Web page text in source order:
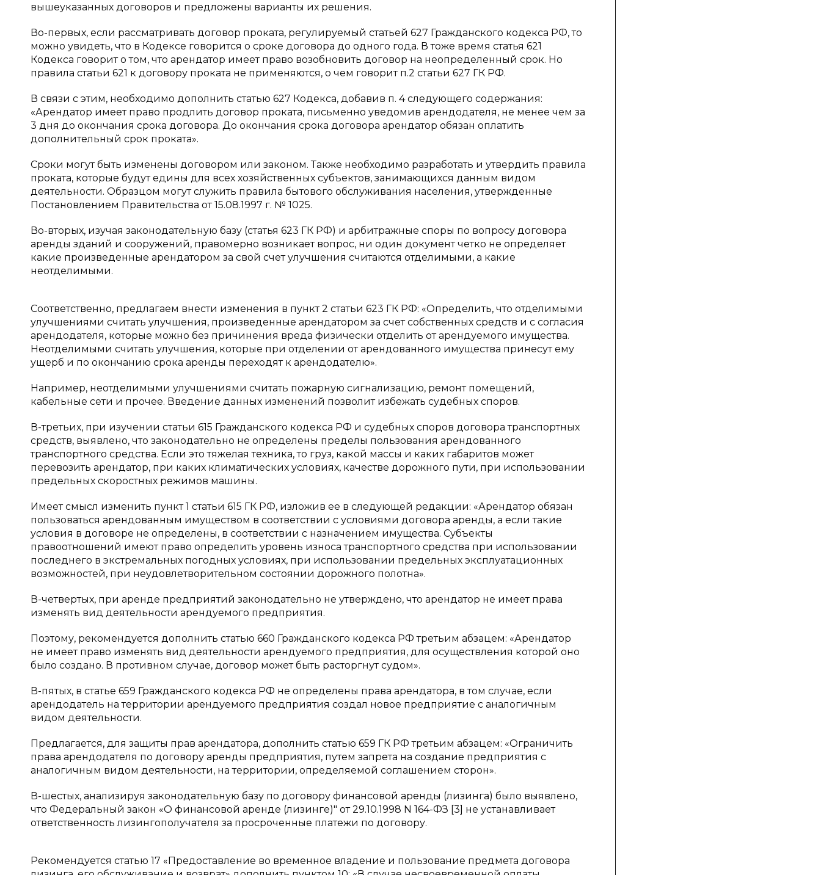
вышеуказанных договоров и предложены варианты их решения.
Во-первых, если рассматривать договор проката, регулируемый статьей 627 Гражданского кодекса РФ, то
можно увидеть, что в Кодексе говорится о сроке договора до одного года. В тоже время статья 621
Кодекса говорит о том, что арендатор имеет право возобновить договор на неопределенный срок. Но
правила статьи 621 к договору проката не применяются, о чем говорит п.2 статьи 627 ГК РФ.
В связи с этим, необходимо дополнить статью 627 Кодекса, добавив п. 4 следующего содержания:
«Арендатор имеет право продлить договор проката, письменно уведомив арендодателя, не менее чем за
3 дня до окончания срока договора. До окончания срока договора арендатор обязан оплатить
дополнительный срок проката».
Сроки могут быть изменены договором или законом. Также необходимо разработать и утвердить правила
проката, которые будут едины для всех хозяйственных субъектов, занимающихся данным видом
деятельности. Образцом могут служить правила бытового обслуживания населения, утвержденные
Постановлением Правительства от 15.08.1997 г. № 1025.
Во-вторых, изучая законодательную базу (статья 623 ГК РФ) и арбитражные споры по вопросу договора
аренды зданий и сооружений, правомерно возникает вопрос, ни один документ четко не определяет
какие произведенные арендатором за свой счет улучшения считаются отделимыми, а какие
неотделимыми.
Соответственно, предлагаем внести изменения в пункт 2 статьи 623 ГК РФ: «Определить, что отделимыми
улучшениями считать улучшения, произведенные арендатором за счет собственных средств и с согласия
арендодателя, которые можно без причинения вреда физически отделить от арендуемого имущества.
Неотделимыми считать улучшения, которые при отделении от арендованного имущества принесут ему
ущерб и по окончанию срока аренды переходят к арендодателю».
Например, неотделимыми улучшениями считать пожарную сигнализацию, ремонт помещений,
кабельные сети и прочее. Введение данных изменений позволит избежать судебных споров.
В-третьих, при изучении статьи 615 Гражданского кодекса РФ и судебных споров договора транспортных
средств, выявлено, что законодательно не определены пределы пользования арендованного
транспортного средства. Если это тяжелая техника, то груз, какой массы и каких габаритов может
перевозить арендатор, при каких климатических условиях, качестве дорожного пути, при использовании
предельных скоростных режимов машины.
Имеет смысл изменить пункт 1 статьи 615 ГК РФ, изложив ее в следующей редакции: «Арендатор обязан
пользоваться арендованным имуществом в соответствии с условиями договора аренды, а если такие
условия в договоре не определены, в соответствии с назначением имущества. Субъекты
правоотношений имеют право определить уровень износа транспортного средства при использовании
последнего в экстремальных погодных условиях, при использовании предельных эксплуатационных
возможностей, при неудовлетворительном состоянии дорожного полотна».
В-четвертых, при аренде предприятий законодательно не утверждено, что арендатор не имеет права
изменять вид деятельности арендуемого предприятия.
Поэтому, рекомендуется дополнить статью 660 Гражданского кодекса РФ третьим абзацем: «Арендатор
не имеет право изменять вид деятельности арендуемого предприятия, для осуществления которой оно
было создано. В противном случае, договор может быть расторгнут судом».
В-пятых, в статье 659 Гражданского кодекса РФ не определены права арендатора, в том случае, если
арендодатель на территории арендуемого предприятия создал новое предприятие с аналогичным
видом деятельности.
Предлагается, для защиты прав арендатора, дополнить статью 659 ГК РФ третьим абзацем: «Ограничить
права арендодателя по договору аренды предприятия, путем запрета на создание предприятия с
аналогичным видом деятельности, на территории, определяемой соглашением сторон».
В-шестых, анализируя законодательную базу по договору финансовой аренды (лизинга) было выявлено,
что Федеральный закон «О финансовой аренде (лизинге)" от 29.10.1998 N 164-ФЗ [3] не устанавливает
ответственность лизингополучателя за просроченные платежи по договору.
Рекомендуется статью 17 «Предоставление во временное владение и пользование предмета договора